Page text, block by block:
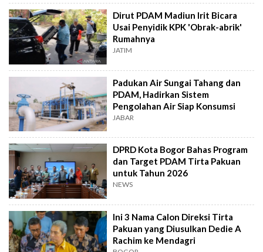
Dirut PDAM Madiun Irit Bicara
Usai Penyidik KPK 'Obrak-abrik'
Rumahnya
JATIM
Padukan Air Sungai Tahang dan
PDAM, Hadirkan Sistem
Pengolahan Air Siap Konsumsi
JABAR
DPRD Kota Bogor Bahas Program
dan Target PDAM Tirta Pakuan
untuk Tahun 2026
NEWS
Ini 3 Nama Calon Direksi Tirta
Pakuan yang Diusulkan Dedie A
Rachim ke Mendagri